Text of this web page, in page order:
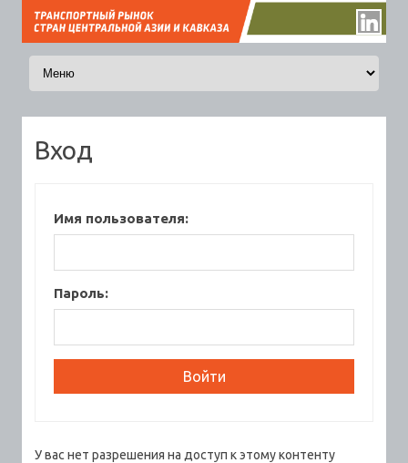
Перейти к содержимому
Вход
Имя пользователя:
Пароль:
У вас нет разрешения на доступ к этому контенту